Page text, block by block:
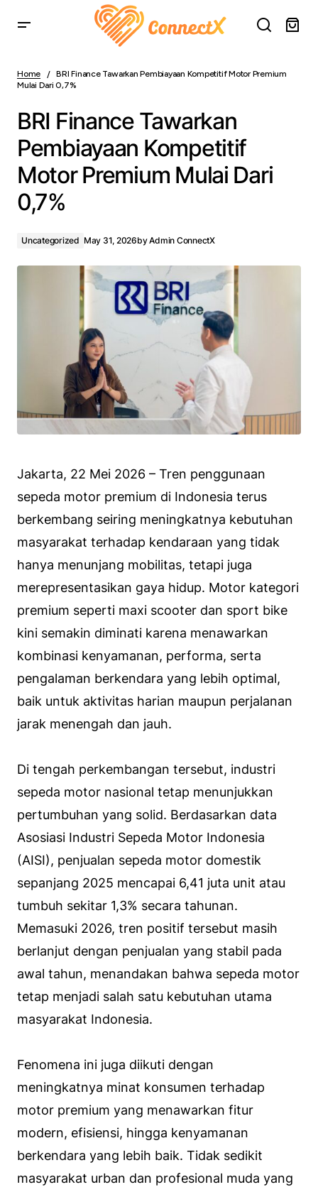
Premium Mulai Dari 0,7%
Home
BRI Finance Tawarkan Pembiayaan Kompetitif Motor Premium
Mulai Dari 0,7%
BRI Finance Tawarkan
Pembiayaan Kompetitif
Motor Premium Mulai Dari
0,7%
Uncategorized May 31, 2026byAdmin ConnectX
Jakarta, 22 Mei 2026 – Tren penggunaan
sepeda motor premium di Indonesia terus
berkembang seiring meningkatnya kebutuhan
masyarakat terhadap kendaraan yang tidak
hanya menunjang mobilitas, tetapi juga
merepresentasikan gaya hidup. Motor kategori
premium seperti maxi scooter dan sport bike
kini semakin diminati karena menawarkan
kombinasi kenyamanan, performa, serta
pengalaman berkendara yang lebih optimal,
baik untuk aktivitas harian maupun perjalanan
jarak menengah dan jauh.
Di tengah perkembangan tersebut, industri
sepeda motor nasional tetap menunjukkan
pertumbuhan yang solid. Berdasarkan data
Asosiasi Industri Sepeda Motor Indonesia
(AISI), penjualan sepeda motor domestik
sepanjang 2025 mencapai 6,41 juta unit atau
tumbuh sekitar 1,3% secara tahunan.
Memasuki 2026, tren positif tersebut masih
berlanjut dengan penjualan yang stabil pada
awal tahun, menandakan bahwa sepeda motor
tetap menjadi salah satu kebutuhan utama
masyarakat Indonesia.
Fenomena ini juga diikuti dengan
meningkatnya minat konsumen terhadap
motor premium yang menawarkan fitur
modern, efisiensi, hingga kenyamanan
berkendara yang lebih baik. Tidak sedikit
masyarakat urban dan profesional muda yang